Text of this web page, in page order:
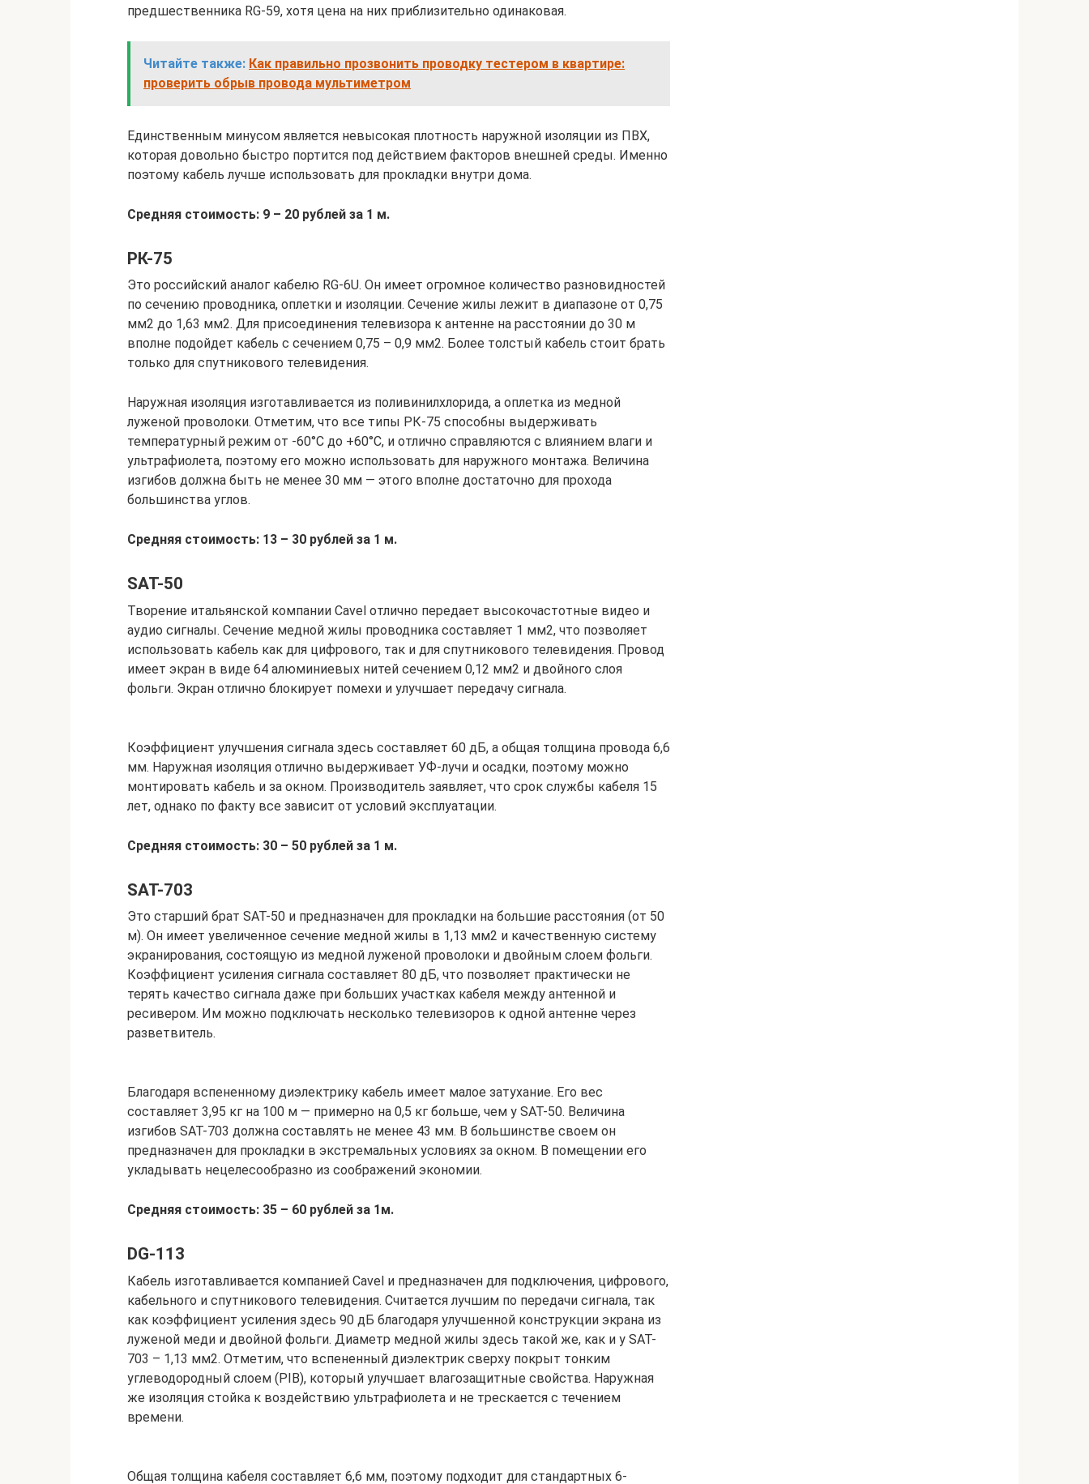
предшественника RG-59, хотя цена на них приблизительно одинаковая.
Читайте также: Как правильно прозвонить проводку тестером в квартире:
проверить обрыв провода мультиметром
Единственным минусом является невысокая плотность наружной изоляции из ПВХ,
которая довольно быстро портится под действием факторов внешней среды. Именно
поэтому кабель лучше использовать для прокладки внутри дома.
Средняя стоимость: 9 – 20 рублей за 1 м.
РК-75
Это российский аналог кабелю RG-6U. Он имеет огромное количество разновидностей
по сечению проводника, оплетки и изоляции. Сечение жилы лежит в диапазоне от 0,75
мм2 до 1,63 мм2. Для присоединения телевизора к антенне на расстоянии до 30 м
вполне подойдет кабель с сечением 0,75 – 0,9 мм2. Более толстый кабель стоит брать
только для спутникового телевидения.
Наружная изоляция изготавливается из поливинилхлорида, а оплетка из медной
луженой проволоки. Отметим, что все типы РК-75 способны выдерживать
температурный режим от -60°С до +60°С, и отлично справляются с влиянием влаги и
ультрафиолета, поэтому его можно использовать для наружного монтажа. Величина
изгибов должна быть не менее 30 мм — этого вполне достаточно для прохода
большинства углов.
Средняя стоимость: 13 – 30 рублей за 1 м.
SAT-50
Творение итальянской компании Cavel отлично передает высокочастотные видео и
аудио сигналы. Сечение медной жилы проводника составляет 1 мм2, что позволяет
использовать кабель как для цифрового, так и для спутникового телевидения. Провод
имеет экран в виде 64 алюминиевых нитей сечением 0,12 мм2 и двойного слоя
фольги. Экран отлично блокирует помехи и улучшает передачу сигнала.
Коэффициент улучшения сигнала здесь составляет 60 дБ, а общая толщина провода 6,6
мм. Наружная изоляция отлично выдерживает УФ-лучи и осадки, поэтому можно
монтировать кабель и за окном. Производитель заявляет, что срок службы кабеля 15
лет, однако по факту все зависит от условий эксплуатации.
Средняя стоимость: 30 – 50 рублей за 1 м.
SAT-703
Это старший брат SAT-50 и предназначен для прокладки на большие расстояния (от 50
м). Он имеет увеличенное сечение медной жилы в 1,13 мм2 и качественную систему
экранирования, состоящую из медной луженой проволоки и двойным слоем фольги.
Коэффициент усиления сигнала составляет 80 дБ, что позволяет практически не
терять качество сигнала даже при больших участках кабеля между антенной и
ресивером. Им можно подключать несколько телевизоров к одной антенне через
разветвитель.
Благодаря вспененному диэлектрику кабель имеет малое затухание. Его вес
составляет 3,95 кг на 100 м — примерно на 0,5 кг больше, чем у SAT-50. Величина
изгибов SAT-703 должна составлять не менее 43 мм. В большинстве своем он
предназначен для прокладки в экстремальных условиях за окном. В помещении его
укладывать нецелесообразно из соображений экономии.
Средняя стоимость: 35 – 60 рублей за 1м.
DG-113
Кабель изготавливается компанией Cavel и предназначен для подключения, цифрового,
кабельного и спутникового телевидения. Считается лучшим по передачи сигнала, так
как коэффициент усиления здесь 90 дБ благодаря улучшенной конструкции экрана из
луженой меди и двойной фольги. Диаметр медной жилы здесь такой же, как и у SAT-
703 – 1,13 мм2. Отметим, что вспененный диэлектрик сверху покрыт тонким
углеводородный слоем (PIB), который улучшает влагозащитные свойства. Наружная
же изоляция стойка к воздействию ультрафиолета и не трескается с течением
времени.
Общая толщина кабеля составляет 6,6 мм, поэтому подходит для стандартных 6-